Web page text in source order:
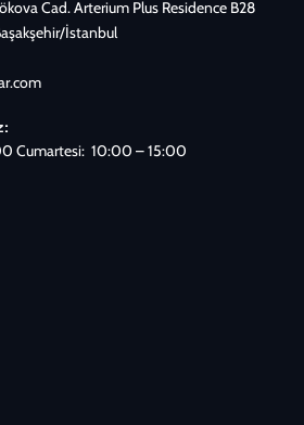
Cad. Arterium Plus Residence B28
İstanbul
Cumartesi: 10:00 – 15:00